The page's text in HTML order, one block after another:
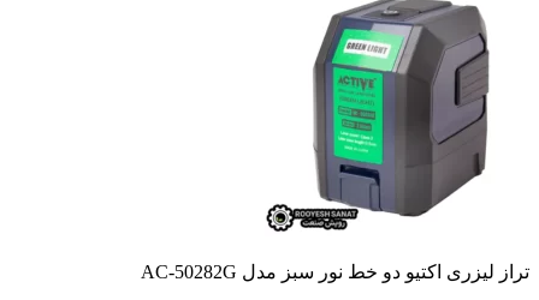
تراز لیزری اکتیو دو خط نور سبز مدل AC-50282G